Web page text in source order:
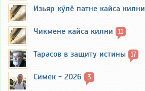
Изьяр кӳлӗ патне кайса килни
Чикмене кайса килни 11
Тарасов в защиту истины 17
Симек - 2026 3